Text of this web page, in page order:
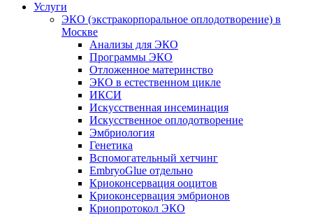
Услуги
ЭКО (экстракорпоральное оплодотворение) в
Москве
Анализы для ЭКО
Программы ЭКО
Отложенное материнство
ЭКО в естественном цикле
ИКСИ
Искусственная инсеминация
Искусственное оплодотворение
Эмбриология
Генетика
Вспомогательный хетчинг
EmbryoGlue отдельно
Криоконсервация ооцитов
Криоконсервация эмбрионов
Криопротокол ЭКО